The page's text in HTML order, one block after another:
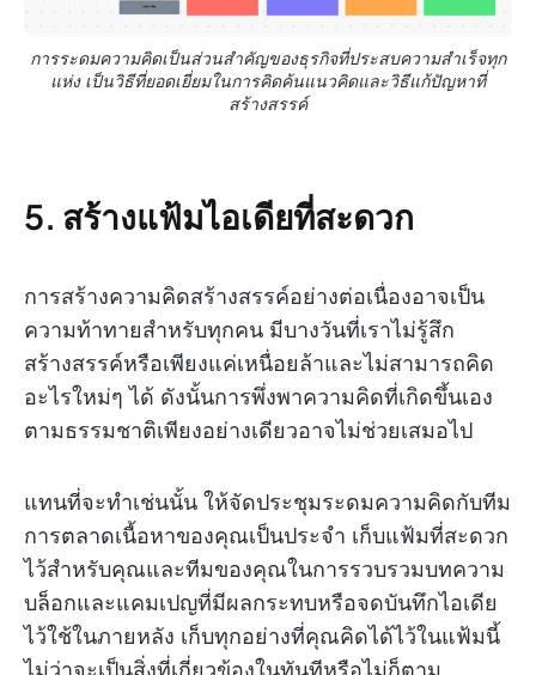
การระดมความคิดเป็นส่วนสำคัญของธุรกิจที่ประสบความสำเร็จทุก
แห่ง เป็นวิธีที่ยอดเยี่ยมในการคิดค้นแนวคิดและวิธีแก้ปัญหาที่
สร้างสรรค์
5. สร้างแฟ้มไอเดียที่สะดวก
การสร้างความคิดสร้างสรรค์อย่างต่อเนื่องอาจเป็น
ความท้าทายสำหรับทุกคน มีบางวันที่เราไม่รู้สึก
สร้างสรรค์หรือเพียงแค่เหนื่อยล้าและไม่สามารถคิด
อะไรใหม่ๆ ได้ ดังนั้นการพึ่งพาความคิดที่เกิดขึ้นเอง
ตามธรรมชาติเพียงอย่างเดียวอาจไม่ช่วยเสมอไป
แทนที่จะทำเช่นนั้น ให้จัดประชุมระดมความคิดกับทีม
การตลาดเนื้อหาของคุณเป็นประจำ เก็บแฟ้มที่สะดวก
ไว้สำหรับคุณและทีมของคุณในการรวบรวมบทความ
บล็อกและแคมเปญที่มีผลกระทบหรือจดบันทึกไอเดีย
ไว้ใช้ในภายหลัง เก็บทุกอย่างที่คุณคิดได้ไว้ในแฟ้มนี้
ไม่ว่าจะเป็นสิ่งที่เกี่ยวข้องในทันทีหรือไม่ก็ตาม